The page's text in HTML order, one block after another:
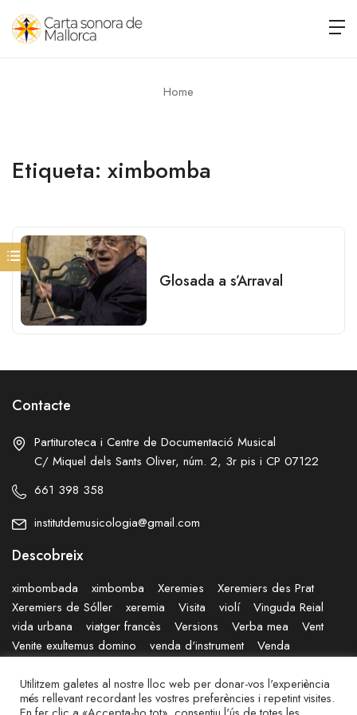
Home
Etiqueta: ximbomba
Glosada a s’Arraval
Contacte
Partituroteca i Centre de Documentació Musical
C/ Miquel dels Sants Oliver, núm. 2, 3r pis i CP 07122
661 398 358
institutdemusicologia@gmail.com
Descobreix
ximbombada ximbomba Xeremies
Xeremiers des Prat
Xeremiers de Sóller
xeremia Visita violí
Vinguda Reial
vida urbana
viatger francès Versions Verba mea
Vent
Venite exultemus domino
venda d'instrument
Venda
©Institut de Musicologia Pau Villalonga
Utilitzem galetes al nostre lloc web per donar-vos l'experiència
més rellevant recordant les vostres preferències i repetint visites.